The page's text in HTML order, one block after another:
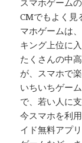
CMでもよく見
マホゲームは
キング上位に
たくさんの中
が、スマホで
いちいちゲー
で、若い人に
今スマホを利
イド無料アプ